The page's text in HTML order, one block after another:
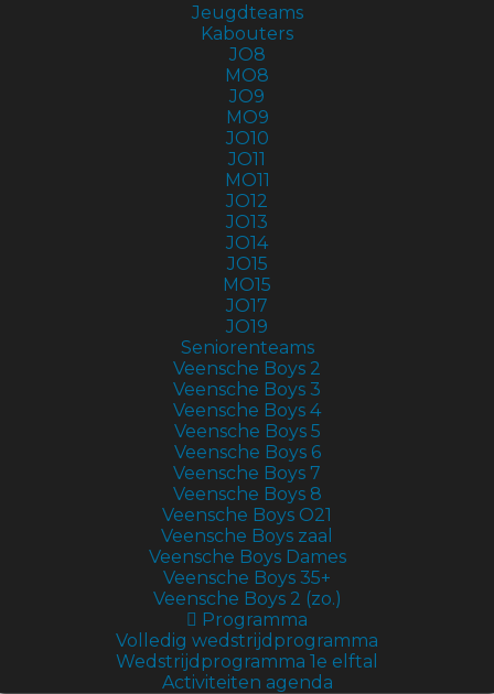
Jeugdteams
Kabouters
JO8
MO8
JO9
MO9
JO10
JO11
MO11
JO12
JO13
JO14
JO15
MO15
JO17
JO19
Seniorenteams
Veensche Boys 2
Veensche Boys 3
Veensche Boys 4
Veensche Boys 5
Veensche Boys 6
Veensche Boys 7
Veensche Boys 8
Veensche Boys O21
Veensche Boys zaal
Veensche Boys Dames
Veensche Boys 35+
Veensche Boys 2 (zo.)
Programma
Volledig wedstrijdprogramma
Wedstrijdprogramma 1e elftal
Activiteiten agenda